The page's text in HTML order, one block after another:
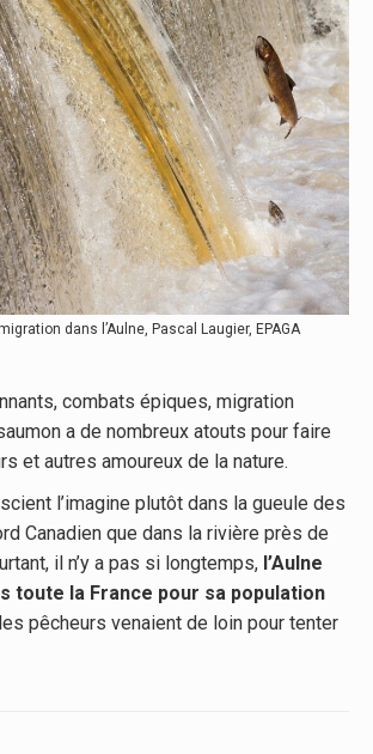
dans l’Aulne, Pascal Laugier, EPAGA
combats épiques, migration
a de nombreux atouts pour faire
et autres amoureux de la nature.
l’imagine plutôt dans la gueule des
Canadien que dans la rivière près de
il n’y a pas si longtemps, l’Aulne
toute la France pour sa population
pêcheurs venaient de loin pour tenter